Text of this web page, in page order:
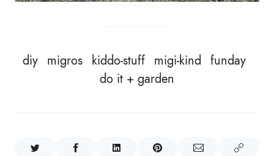
diy migros kiddo-stuff migi-kind funday
do it + garden